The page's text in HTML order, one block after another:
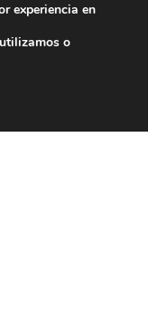
experiencia en
o